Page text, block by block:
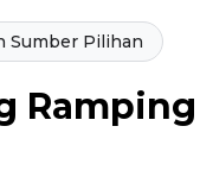
Sumber Pilihan
Ramping